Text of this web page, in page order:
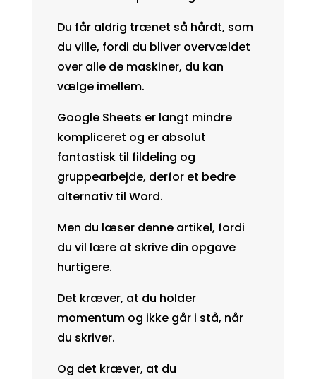
Du får aldrig trænet så hårdt, som
du ville, fordi du bliver overvældet
over alle de maskiner, du kan
vælge imellem.
Google Sheets er langt mindre
kompliceret og er absolut
fantastisk til fildeling og
gruppearbejde, derfor et bedre
alternativ til Word.
Men du læser denne artikel, fordi
du vil lære at skrive din opgave
hurtigere.
Det kræver, at du holder
momentum og ikke går i stå, når
du skriver.
Og det kræver, at du